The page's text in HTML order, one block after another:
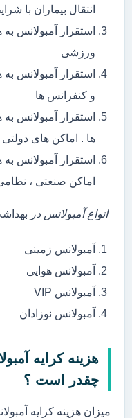
انتقال بیماران با
استقرار آمبولانس
ورزشی
استقرار آمبولانس
و کنفرانس ها
استقرار آمبولانس
ها . اماکن های
استقرار آمبولانس
اماکن صنعتی ،
انواع آمبولانس در
آمبولانس زمینی
آمبولانس هوایی
آمبولانس VIP
آمبولانس نوزادان
هزینه کرایه
چقدر است ؟
میزان هزینه کرایه